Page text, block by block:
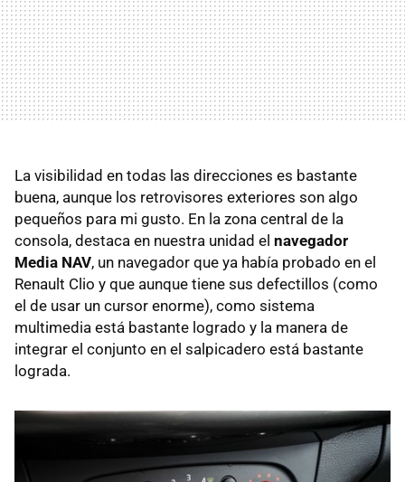
La visibilidad en todas las direcciones es bastante
buena, aunque los retrovisores exteriores son algo
pequeños para mi gusto. En la zona central de la
consola, destaca en nuestra unidad el navegador
Media NAV, un navegador que ya había probado en el
Renault Clio y que aunque tiene sus defectillos (como
el de usar un cursor enorme), como sistema
multimedia está bastante logrado y la manera de
integrar el conjunto en el salpicadero está bastante
lograda.